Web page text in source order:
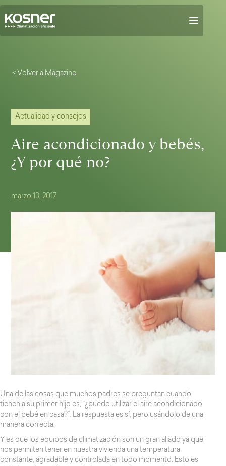
< Volver a Magazine
Actualidad y consejos
Aire acondicionado y bebés,
¿Y por qué no?
marzo 13, 2017
Una de las cosas que muchos padres se preguntan cuando
tienen a su primer hijo es, “¿puedo utilizar el aire acondicionado
con el bebé en casa?”. La respuesta es sí, pero usándolo de una
manera correcta.
Y es que los equipos de climatización son un gran aliado ya que
nos permiten tener en nuestra vivienda una temperatura
constante, agradable y controlada en todo momento. Esto es